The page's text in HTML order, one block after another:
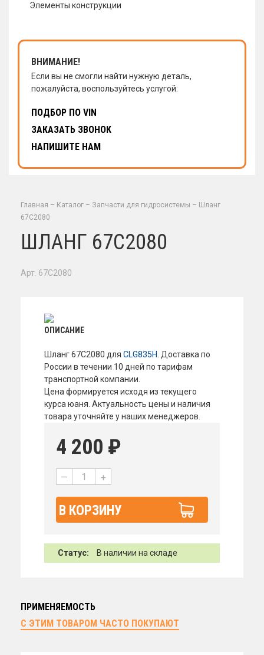
Элементы конструкции
ВНИМАНИЕ!
Если вы не смогли найти нужную деталь,
пожалуйста, воспользуйтесь услугой:
ПОДБОР ПО VIN
ЗАКАЗАТЬ ЗВОНОК
НАПИШИТЕ НАМ
Главная – Каталог – Запчасти для гидросистемы – Шланг
67C2080
ШЛАНГ 67C2080
Арт. 67C2080
ОПИСАНИЕ
Шланг 67C2080 для CLG835H . Доставка по
России в течении 10 дней по тарифам
транспортной компании.
Цена формируется исходя из текущего
курса юаня. Актуальность цены и наличия
товара уточняйте у наших менеджеров.
4 200 ₽
— +
В КОРЗИНУ
Статус: В наличии на складе
ПРИМЕНЯЕМОСТЬ
С ЭТИМ ТОВАРОМ ЧАСТО ПОКУПАЮТ